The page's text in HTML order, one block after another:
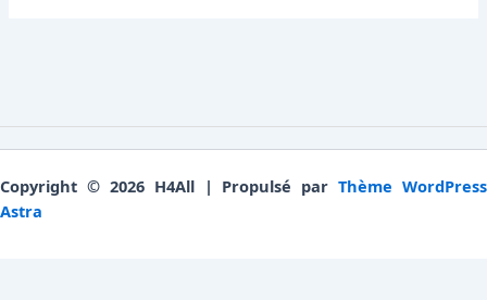
Copyright © 2026 H4All | Propulsé parThème WordPress
Astra